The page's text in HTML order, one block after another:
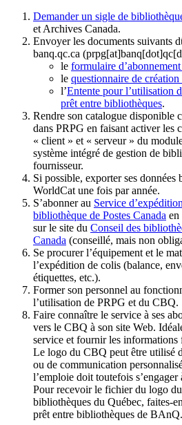
Demander un sigle de
et Archives Canada.
Envoyer les documents suivants
banq.qc.ca
le formulaire
le questionnaire de
l’Entente pour l’utilisation
prêt entre bibliothèques.
Rendre son catalogue disponible
dans PRPG en faisant activer les
« client » et « serveur » du
système intégré de gestion de
fournisseur.
Si possible, exporter ses données
WorldCat une fois par année.
S’abonner au Service
bibliothèque de Postes Canada en
sur le site du Conseil des
Canada (conseillé, mais non
Se procurer l’équipement et le
l’expédition de colis (balance,
étiquettes, etc.).
Former son personnel au
l’utilisation de PRPG et du CBQ.
Faire connaître le service à ses
vers le CBQ à son site Web.
service et fournir les
Le logo du CBQ peut être utilisé
ou de communication
l’emploie doit toutefois s’engager
Pour recevoir le fichier du logo
bibliothèques du Québec, faites-
prêt entre bibliothèques de BAnQ.